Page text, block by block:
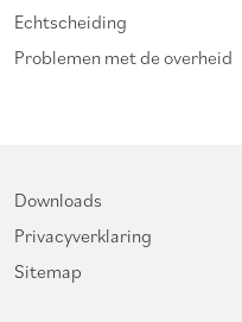
Echtscheiding
Problemen met de overheid
Downloads
Privacyverklaring
Sitemap